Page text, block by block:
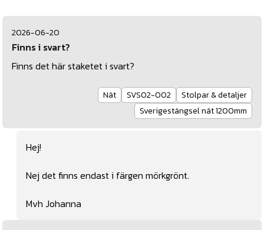
2026-06-20
Finns i svart?
Finns det här staketet i svart?
Nät SVS02-002
Stolpar & detaljer
Sverigestängsel nät 1200mm
Hej!
Nej det finns endast i färgen mörkgrönt.
Mvh Johanna